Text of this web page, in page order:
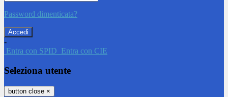
Password dimenticata?
-
Entra con SPID Entra con CIE
Seleziona utente
button close ×